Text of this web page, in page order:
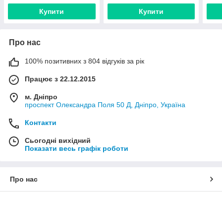
Купити Купити
Про нас
100% позитивних з 804 відгуків за рік
Працює з 22.12.2015
м. Дніпро
проспект Олександра Поля 50 Д, Дніпро, Україна
Контакти
Сьогодні вихідний
Показати весь графік роботи
Про нас